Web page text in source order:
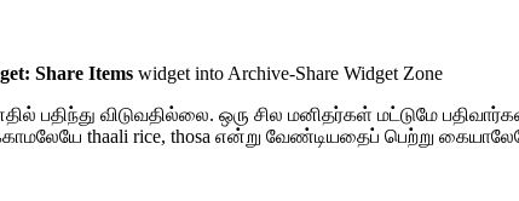
Share Items widget into Archive-Share Widget Zone
விடுவதில்லை. ஒரு சில மனிதர்கள் மட்டுமே
thaali rice, thosa என்று வேண்டியதைப் பெற்று